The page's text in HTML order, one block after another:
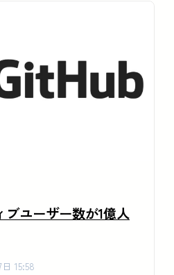
ユーザー数が1億人
15:58